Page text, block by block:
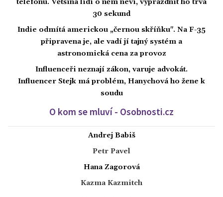
telefonu. Většina lidí o něm neví, vyprázdnit ho trvá
30 sekund
Indie odmítá americkou „černou skříňku". Na F-35
připravena je, ale vadí jí tajný systém a
astronomická cena za provoz
Influenceři neznají zákon, varuje advokát.
Influencer Stejk má problém, Hanychová ho žene k
soudu
O kom se mluví - Osobnosti.cz
Andrej Babiš
Petr Pavel
Hana Zagorová
Kazma Kazmitch